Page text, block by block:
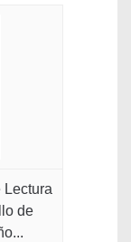
Lectura
de